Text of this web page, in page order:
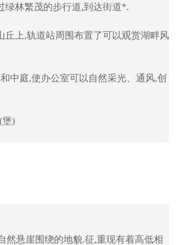
绿林繁茂的步行道,到达街道*.
丘上,轨道站周围布置了可以观赏湖畔风
中庭,使办公室可以自然采光、通风,创
堡)
然悬崖围绕的地貌.征,重现有着高低相